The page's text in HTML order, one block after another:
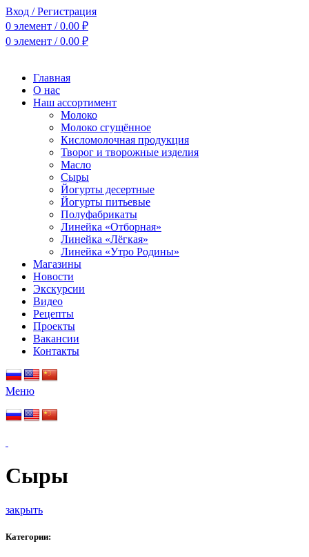
Вход / Регистрация
0 элемент / 0.00 ₽
0 элемент / 0.00 ₽
Главная
О нас
Наш ассортимент
Молоко
Молоко сгущённое
Кисломолочная продукция
Творог и творожные изделия
Масло
Сыры
Йогурты десертные
Йогурты питьевые
Полуфабрикаты
Линейка «Отборная»
Линейка «Лёгкая»
Линейка «Утро Родины»
Магазины
Новости
Экскурсии
Видео
Рецепты
Проекты
Вакансии
Контакты
Меню
Сыры
закрыть
Категории: